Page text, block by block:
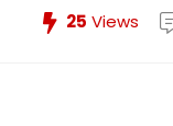
25 Views